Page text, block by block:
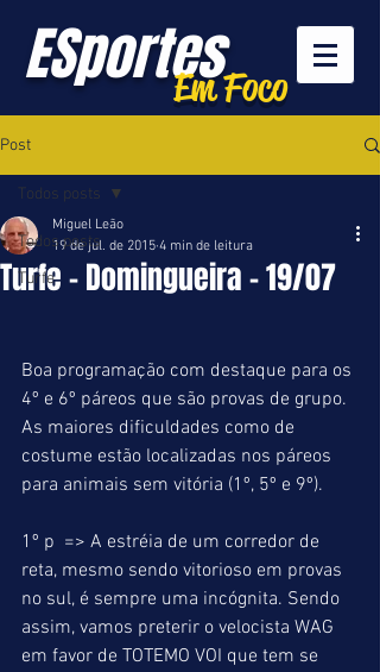
ESportesEm Foco
Post
Todos posts
Turfe
Todos posts
Turfe - Domingueira - 19/07
Miguel Leão
19 de jul. de 2015 4 min de leitura
Boa programação com destaque para os
4º e 6º páreos que são provas de grupo.
As maiores dificuldades como de
costume estão localizadas nos páreos
para animais sem vitória (1º, 5º e 9º).
1º p  => A estréia de um corredor de
reta, mesmo sendo vitorioso em provas
no sul, é sempre uma incógnita. Sendo
assim, vamos preterir o velocista WAG
em favor de TOTEMO VOI que tem se